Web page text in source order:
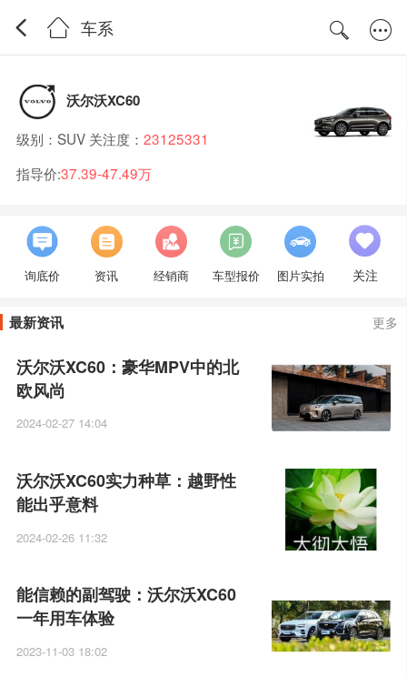
车系
沃尔沃XC60
级别：SUV 关注度： 23125331
指导价:37.39-47.49万
询底价 资讯 经销商 车型报价 图片实拍 关注
最新资讯 更多
沃尔沃XC60：豪华MPV中的北
欧风尚
2024-02-27 14:04
沃尔沃XC60实力种草：越野性
能出乎意料
2024-02-26 11:32
能信赖的副驾驶：沃尔沃XC60
一年用车体验
2023-11-03 18:02